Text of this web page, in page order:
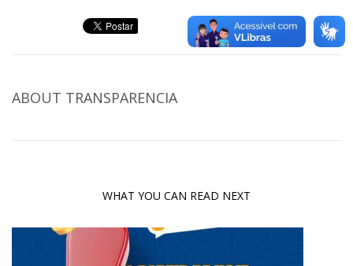
ABOUT TRANSPARENCIA
WHAT YOU CAN READ NEXT